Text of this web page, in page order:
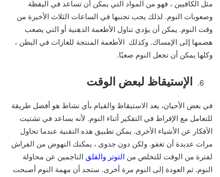
مثل الكافيين ، فهو من المواد التي يمكن أن تساعد في اليقظة
وصعوبات النوم. لذلك يجب تجنبها في الساعات الثلاث الأخيرة من
وقت النوم. يمكن أن يؤدي تناول الأطعمة الدهنية أو التي يصعب
هضمها إلى الإمساك. وكذلك الأطعمة المنتجة للغازات في البطن ،
وكلها يمكن أن تجعل النوم صعبًا.
الإستيقاظ لبعض الوقت
في بعض الأحيان، يعد الاستيقاظ والقيام بأي نشاط هو أفضل طريقة
للتعامل مع الإفراط في التفكير أثناء النوم. لأنه يساعد في تشتيت
الأفكار عن الأشياء الأخرى. يمكن تطبيق هذه التقنية عندما تحاول
مرات عديدة أن تغفو. ولكن دون جدوى ، يمكنك النهوض من الفراش
لفترة من الوقت للتخلص من التوتر والقلق الناجمين عن محاولة
النوم. ثم العودة إلى النوم مرة أخرى. ستجد أن مهمة النوم أصبحت